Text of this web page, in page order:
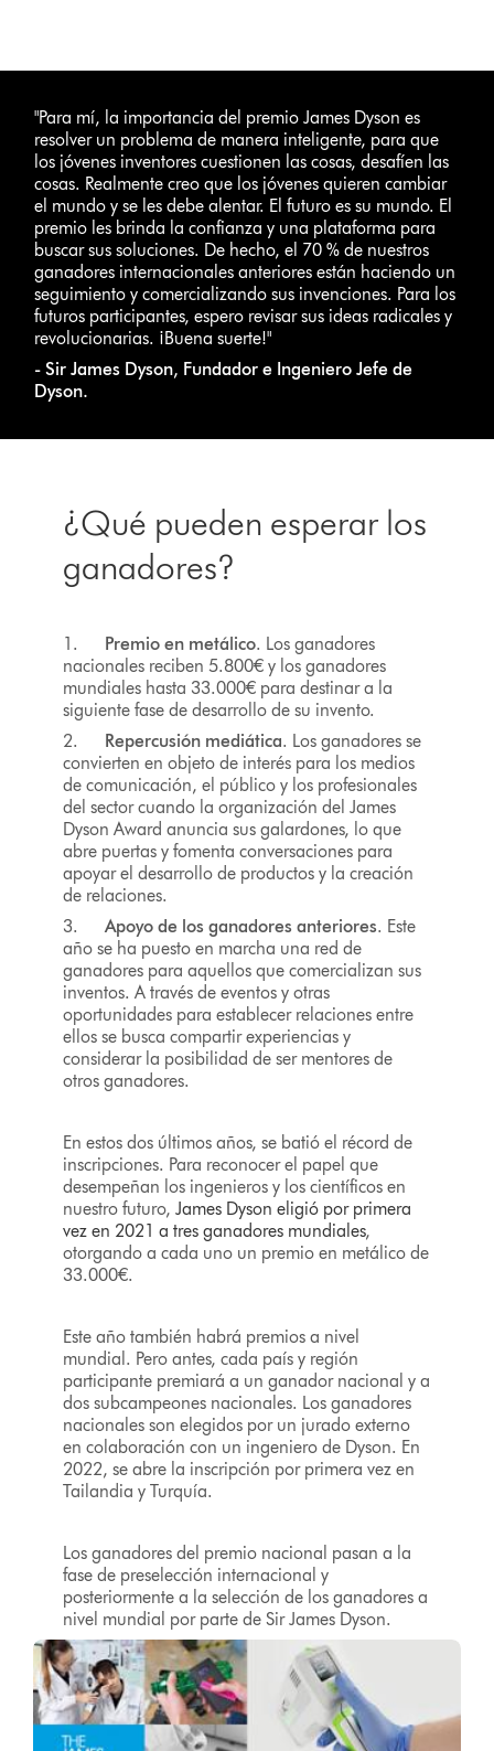
"Para mí, la importancia del premio James Dyson es
resolver un problema de manera inteligente, para que
los jóvenes inventores cuestionen las cosas, desafíen las
cosas. Realmente creo que los jóvenes quieren cambiar
el mundo y se les debe alentar. El futuro es su mundo. El
premio les brinda la confianza y una plataforma para
buscar sus soluciones. De hecho, el 70 % de nuestros
ganadores internacionales anteriores están haciendo un
seguimiento y comercializando sus invenciones. Para los
futuros participantes, espero revisar sus ideas radicales y
revolucionarias. ¡Buena suerte!"
- Sir James Dyson, Fundador e Ingeniero Jefe de
Dyson.
¿Qué pueden esperar los
ganadores?
1. Premio en metálico. Los ganadores
nacionales reciben 5.800€ y los ganadores
mundiales hasta 33.000€ para destinar a la
siguiente fase de desarrollo de su invento.
2. Repercusión mediática. Los ganadores se
convierten en objeto de interés para los medios
de comunicación, el público y los profesionales
del sector cuando la organización del James
Dyson Award anuncia sus galardones, lo que
abre puertas y fomenta conversaciones para
apoyar el desarrollo de productos y la creación
de relaciones.
3. Apoyo de los ganadores anteriores. Este
año se ha puesto en marcha una red de
ganadores para aquellos que comercializan sus
inventos. A través de eventos y otras
oportunidades para establecer relaciones entre
ellos se busca compartir experiencias y
considerar la posibilidad de ser mentores de
otros ganadores.
En estos dos últimos años, se batió el récord de
inscripciones. Para reconocer el papel que
desempeñan los ingenieros y los científicos en
nuestro futuro, James Dyson eligió por primera
vez en 2021 a tres ganadores mundiales,
otorgando a cada uno un premio en metálico de
33.000€.
Este año también habrá premios a nivel
mundial. Pero antes, cada país y región
participante premiará a un ganador nacional y a
dos subcampeones nacionales. Los ganadores
nacionales son elegidos por un jurado externo
en colaboración con un ingeniero de Dyson. En
2022, se abre la inscripción por primera vez en
Tailandia y Turquía.
Los ganadores del premio nacional pasan a la
fase de preselección internacional y
posteriormente a la selección de los ganadores a
nivel mundial por parte de Sir James Dyson.